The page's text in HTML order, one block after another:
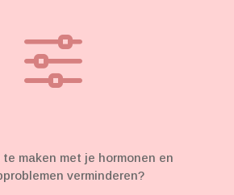
f
maken met je hormonen en
verminderen?